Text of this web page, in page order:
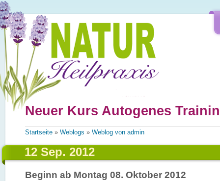
Direkt zum Inhalt
Neuer Kurs Autogenes
Sie sind hier
Startseite » Weblogs » Weblog von admin
12 Sep. 2012
Beginn ab Montag 08. Oktober 2012